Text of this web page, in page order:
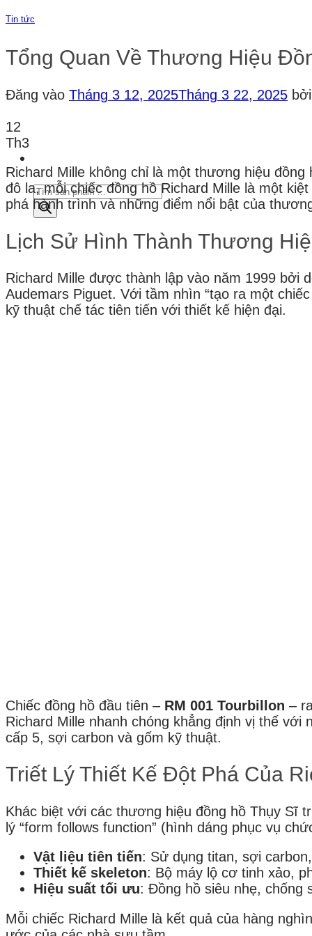
Tìm
kiếm
sản
phẩm
Tin tức
Tổng Quan Về Thương Hiệu
Đăng vào Tháng 3 12, 2025Tháng 3 22, 2025 bởi
12
Th3
Richard Mille không chỉ là một thương hiệu
đô la, mỗi chiếc đồng hồ Richard Mille là một
phá hành trình và những điểm nổi bật của
Lịch Sử Hình Thành Thương
Richard Mille được thành lập vào năm 1999 bởi
Audemars Piguet. Với tầm nhìn “tạo ra một
kỹ thuật chế tác tiên tiến với thiết kế hiện đại.
Chiếc đồng hồ đầu tiên – RM 001 Tourbillon –
Richard Mille nhanh chóng khẳng định vị thế
cấp 5, sợi carbon và gốm kỹ thuật.
Triết Lý Thiết Kế Đột Phá Của
Khác biệt với các thương hiệu đồng hồ Thụy Sĩ
lý “form follows function” (hình dáng phục vụ
Vật liệu tiên tiến: Sử dụng titan, sợi
Thiết kế skeleton: Bộ máy lộ cơ tinh xảo,
Hiệu suất tối ưu: Đồng hồ siêu nhẹ, chống
Mỗi chiếc Richard Mille là kết quả của hàng